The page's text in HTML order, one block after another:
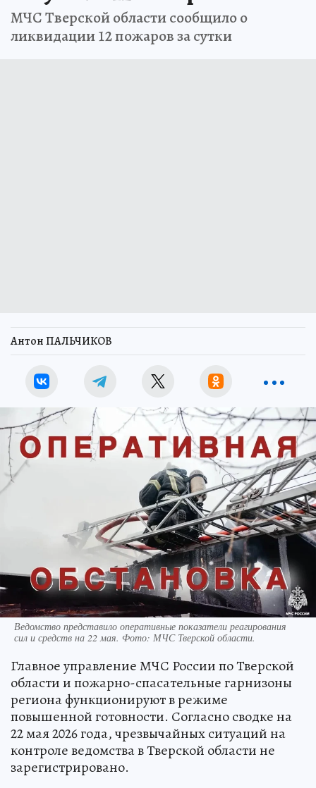
МЧС Тверской области сообщило о
ликвидации 12 пожаров за сутки
Антон ПАЛЬЧИКОВ
Ведомство представило оперативные показатели реагирования
сил и средств на 22 мая. Фото: МЧС Тверской области.
Главное управление МЧС России по Тверской
области и пожарно-спасательные гарнизоны
региона функционируют в режиме
повышенной готовности. Согласно сводке на
22 мая 2026 года, чрезвычайных ситуаций на
контроле ведомства в Тверской области не
зарегистрировано.